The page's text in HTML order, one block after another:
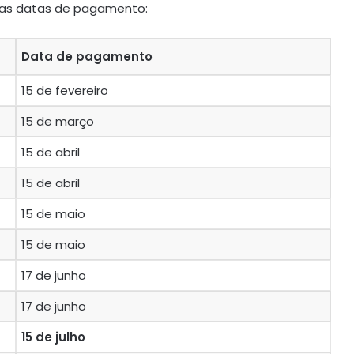
datas de pagamento:
Data de pagamento
15 de fevereiro
15 de março
15 de abril
15 de abril
15 de maio
15 de maio
17 de junho
17 de junho
15 de julho